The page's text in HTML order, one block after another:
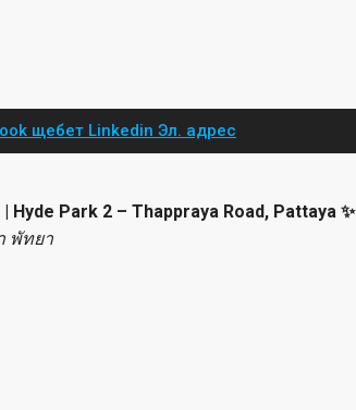
щебет Linkedin Эл. адрес
Park 2 – Thappraya Road, Pattaya ✨
พัทยา